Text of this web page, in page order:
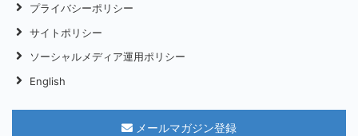
プライバシーポリシー
サイトポリシー
ソーシャルメディア運用ポリシー
English
メールマガジン登録